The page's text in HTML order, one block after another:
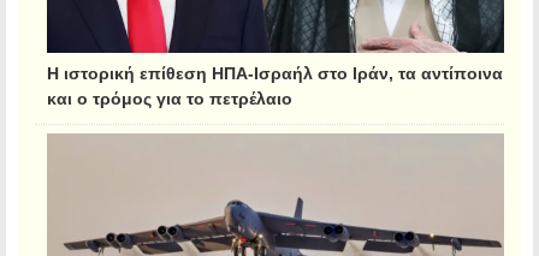
Η ιστορική επίθεση ΗΠΑ-Ισραήλ στο Ιράν, τα αντίποινα
και ο τρόμος για το πετρέλαιο